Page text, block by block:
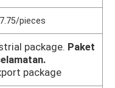
pieces
package. Paket
package